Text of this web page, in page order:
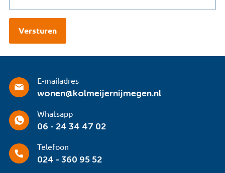
E-mailadres
wonen@kolmeijernijmegen.nl
Whatsapp
06 - 24 34 47 02
Telefoon
024 - 360 95 52